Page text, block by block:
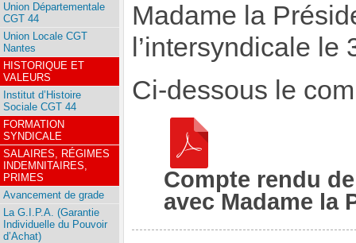
Madame la
l’intersyndicale le
Ci-dessous le
Compte rendu
avec Madame la
Union Départementale
CGT 44
Union Locale CGT
Nantes
HISTORIQUE ET
VALEURS
Institut d’Histoire
Sociale CGT 44
FORMATION
SYNDICALE
SALAIRES, RÉGIMES
INDEMNITAIRES,
PRIMES
Avancement de grade
La G.I.P.A. (Garantie
Individuelle du Pouvoir
d’Achat)